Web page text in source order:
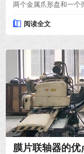
两个金属爪形盘和一个
阅读全文
膜片联轴器的优